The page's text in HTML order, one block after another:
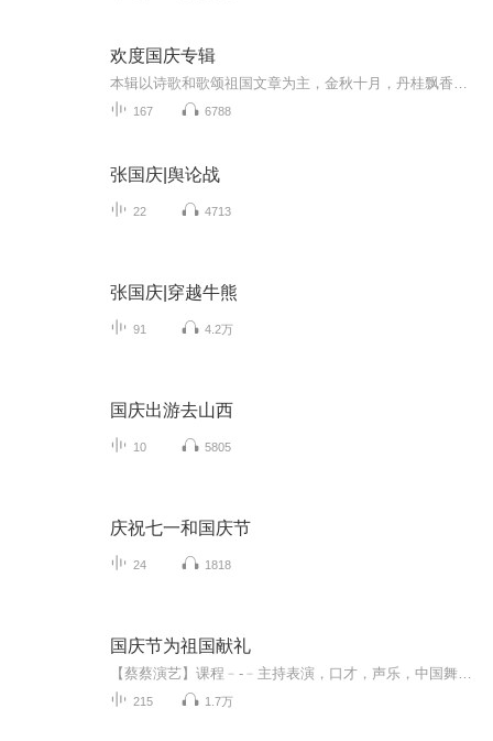
欢度国庆专辑
167 6788
张国庆|舆论战
22 4713
张国庆|穿越牛熊
91 4.2万
国庆出游去山西
10 5805
庆祝七一和国庆节
24 1818
国庆节为祖国献礼
215 1.7万